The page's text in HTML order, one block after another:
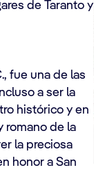
de Taranto y
fue una de las
a ser la
histórico y en
romano de la
la preciosa
honor a San